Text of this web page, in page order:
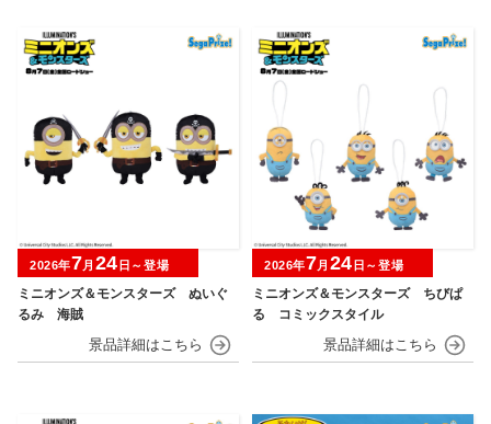
ミニオンズ＆モンスターズ ぬいぐ
るみ 海賊
2026年7月 24 日～登場
ミニオンズ＆モンスターズ ちびぱ
る コミックスタイル
2026年7月 24 日～登場